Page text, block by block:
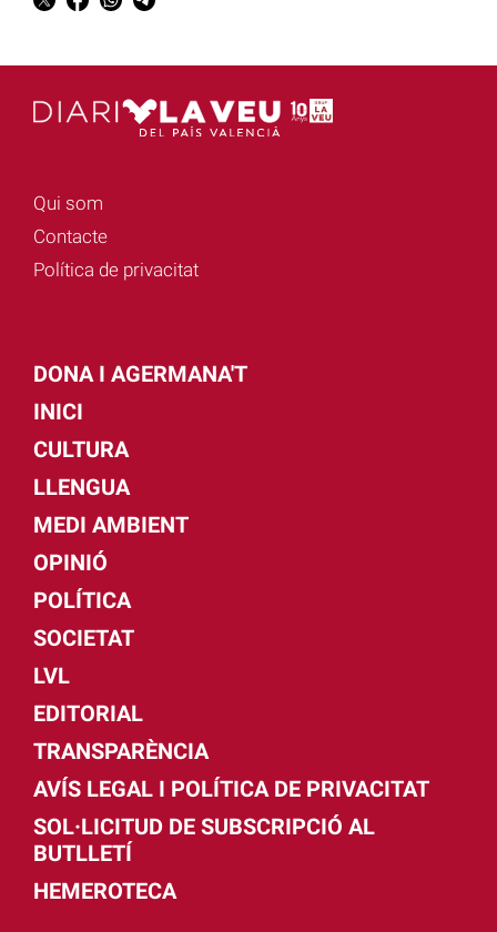
Qui som
Contacte
Política de privacitat
DONA I AGERMANA'T
INICI
CULTURA
LLENGUA
MEDI AMBIENT
OPINIÓ
POLÍTICA
SOCIETAT
LVL
EDITORIAL
TRANSPARÈNCIA
AVÍS LEGAL I POLÍTICA DE PRIVACITAT
SOL·LICITUD DE SUBSCRIPCIÓ AL
BUTLLETÍ
HEMEROTECA